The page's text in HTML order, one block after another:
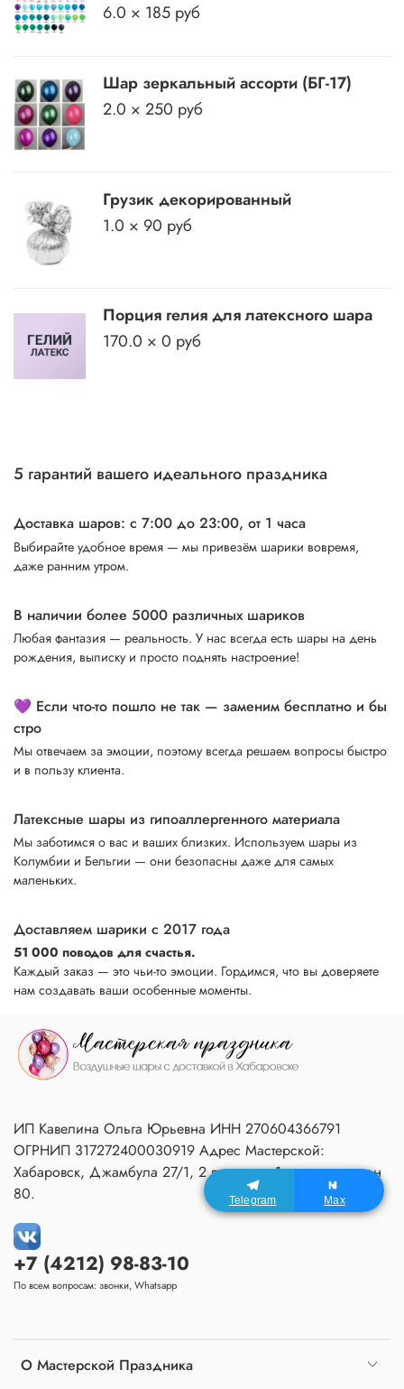
6.0 × 185 руб
Шар зеркальный ассорти (БГ-17)
2.0 × 250 руб
Грузик декорированный
1.0 × 90 руб
Порция гелия для латексного шара
170.0 × 0 руб
5 гарантий вашего идеального праздника
Доставка шаров: с 7:00 до 23:00, от 1 часа
Выбирайте удобное время — мы привезём шарики вовремя,
даже ранним утром.
В наличии более 5000 различных шариков
Любая фантазия — реальность. У нас всегда есть шары на день
рождения, выписку и просто поднять настроение!
💜 Если что-то пошло не так — заменим бесплатно и бы
стро
Мы отвечаем за эмоции, поэтому всегда решаем вопросы быстро
и в пользу клиента.
Латексные шары из гипоаллергенного материала
Мы заботимся о вас и ваших близких. Используем шары из
Колумбии и Бельгии — они безопасны даже для самых
маленьких.
Доставляем шарики с 2017 года
51 000 поводов для счастья.
Каждый заказ — это чьи-то эмоции. Гордимся, что вы доверяете
нам создавать ваши особенные моменты.
О Мастерской Праздника
+7 (4212) 98-83-10
По всем вопросам: звонки, Whatsapp
ИП Кавелина Ольга Юрьевна ИНН 270604366791
ОГРНИП 317272400030919 Адрес Мастерской:
Хабаровск, Джамбула 27/1, 2 подъезд, 1 этаж, домофон
80.
Telegram Max